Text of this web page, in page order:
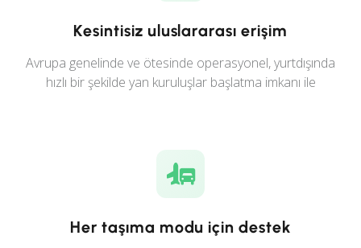
Kesintisiz uluslararası erişim
Avrupa genelinde ve ötesinde operasyonel, yurtdışında
hızlı bir şekilde yan kuruluşlar başlatma imkanı ile
Her taşıma modu için destek